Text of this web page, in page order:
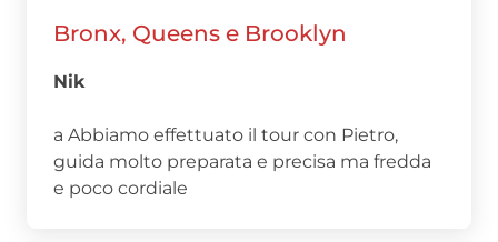
Bronx, Queens e Brooklyn
Nik
a Abbiamo effettuato il tour con Pietro,
guida molto preparata e precisa ma fredda
e poco cordiale